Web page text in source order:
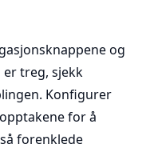
og
treg, sjekk
Konfigurer
for å
forenklede